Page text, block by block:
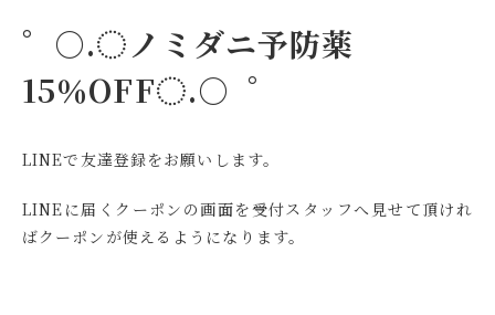
゜○.◌ノミダニ予防薬
15％OFF◌.○ ゜
LINEで友達登録をお願いします。
LINEに届くクーポンの画面を受付スタッフへ見せて頂けれ
ばクーポンが使えるようになります。